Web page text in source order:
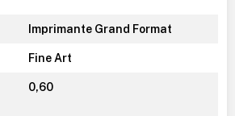
Imprimante Grand Format
Fine Art
0,60